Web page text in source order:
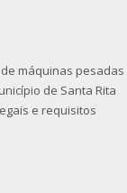
máquinas pesadas
de Santa Rita
e requisitos